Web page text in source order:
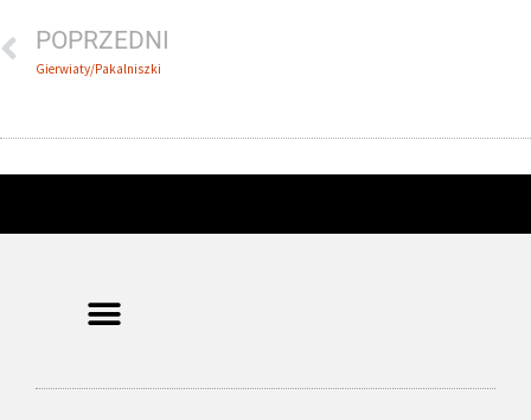
POPRZEDNI
Gierwiaty/Pakalniszki